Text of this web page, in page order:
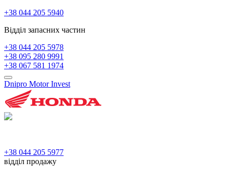
+38 044 205 5940
Відділ запасних частин
+38 044 205 5978
+38 095 280 9991
+38 067 581 1974
Dnipro Motor Invest
+38 044 205 5977
відділ продажу